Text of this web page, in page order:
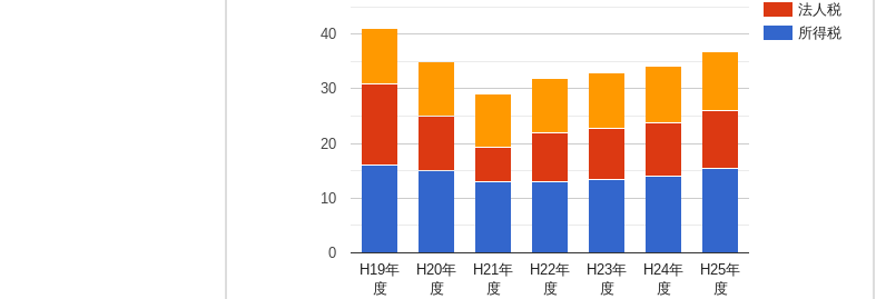
法人税
所得税
H19年
度
H20年
度
H21年
度
H22年
度
H23年
度
H24年
度
H25年
度
0
10
20
30
40